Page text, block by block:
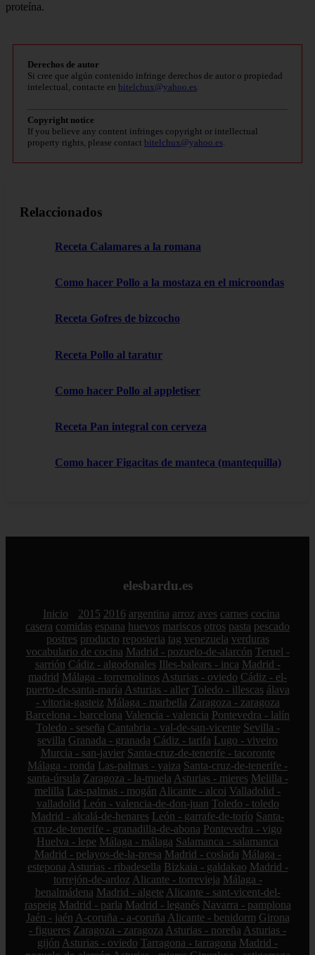
proteína.
Derechos de autor
Si cree que algún contenido infringe derechos de autor o propiedad
intelectual, contacte en bitelchux@yahoo.es.
Copyright notice
If you believe any content infringes copyright or intellectual
property rights, please contact bitelchux@yahoo.es.
Relaccionados
Receta Calamares a la romana
Como hacer Pollo a la mostaza en el microondas
Receta Gofres de bizcocho
Receta Pollo al taratur
Como hacer Pollo al appletiser
Receta Pan integral con cerveza
Como hacer Figacitas de manteca (mantequilla)
elesbardu.es
Inicio 2015 2016 argentina arroz aves carnes cocina
casera comidas espana huevos mariscos otros pasta pescado
postres producto reposteria tag venezuela verduras
vocabulario de cocina Madrid - pozuelo-de-alarcón Teruel -
sarrión Cádiz - algodonales Illes-balears - inca Madrid -
madrid Málaga - torremolinos Asturias - oviedo Cádiz - el-
puerto-de-santa-maría Asturias - aller Toledo - illescas álava
- vitoria-gasteiz Málaga - marbella Zaragoza - zaragoza
Barcelona - barcelona Valencia - valencia Pontevedra - lalín
Toledo - seseña Cantabria - val-de-san-vicente Sevilla -
sevilla Granada - granada Cádiz - tarifa Lugo - viveiro
Murcia - san-javier Santa-cruz-de-tenerife - tacoronte
Málaga - ronda Las-palmas - yaiza Santa-cruz-de-tenerife -
santa-úrsula Zaragoza - la-muela Asturias - mieres Melilla -
melilla Las-palmas - mogán Alicante - alcoi Valladolid -
valladolid León - valencia-de-don-juan Toledo - toledo
Madrid - alcalá-de-henares León - garrafe-de-torío Santa-
cruz-de-tenerife - granadilla-de-abona Pontevedra - vigo
Huelva - lepe Málaga - málaga Salamanca - salamanca
Madrid - pelayos-de-la-presa Madrid - coslada Málaga -
estepona Asturias - ribadesella Bizkaia - galdakao Madrid -
torrejón-de-ardoz Alicante - torrevieja Málaga -
benalmádena Madrid - algete Alicante - sant-vicent-del-
raspeig Madrid - parla Madrid - leganés Navarra - pamplona
Jaén - jaén A-coruña - a-coruña Alicante - benidorm Girona
- figueres Zaragoza - zaragoza Asturias - noreña Asturias -
gijón Asturias - oviedo Tarragona - tarragona Madrid -